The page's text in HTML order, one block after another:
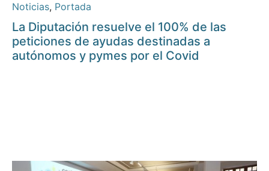
Noticias, Portada
La Diputación resuelve el 100% de las
peticiones de ayudas destinadas a
autónomos y pymes por el Covid